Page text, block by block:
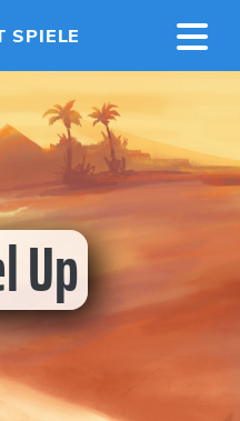
SPIELE
Up